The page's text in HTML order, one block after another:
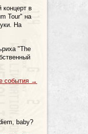
концерт в
Tour" на
На
"The
события →
baby?